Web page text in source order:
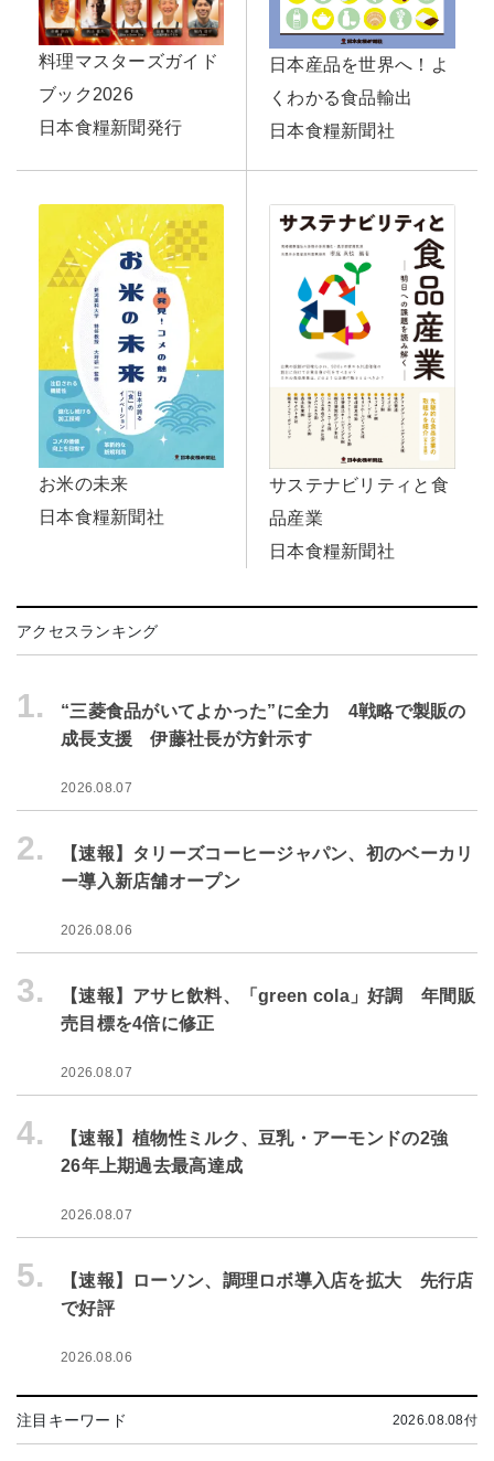
料理マスターズガイド
ブック2026
日本食糧新聞発行
日本産品を世界へ！よ
くわかる食品輸出
日本食糧新聞社
お米の未来
日本食糧新聞社
サステナビリティと食
品産業
日本食糧新聞社
アクセスランキング
1.
“三菱食品がいてよかった”に全力 4戦略で製販の
成長支援 伊藤社長が方針示す
2026.08.07
2.
【速報】タリーズコーヒージャパン、初のベーカリ
ー導入新店舗オープン
2026.08.06
3.
【速報】アサヒ飲料、「green cola」好調 年間販
売目標を4倍に修正
2026.08.07
4.
【速報】植物性ミルク、豆乳・アーモンドの2強
26年上期過去最高達成
2026.08.07
5.
【速報】ローソン、調理ロボ導入店を拡大 先行店
で好評
2026.08.06
注目キーワード 2026.08.08付